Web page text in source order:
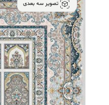
تصویر سه بعدی